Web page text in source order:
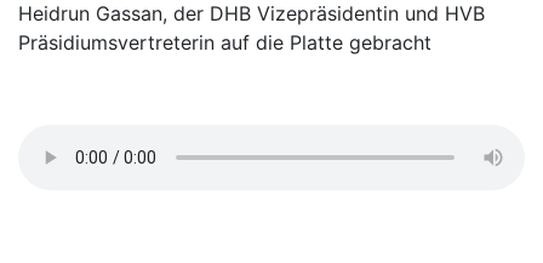
Heidrun Gassan, der DHB Vizepräsidentin und HVB
Präsidiumsvertreterin auf die Platte gebracht